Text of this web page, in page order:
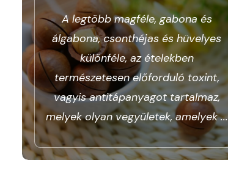
A legtöbb magféle, gabona és
álgabona, csonthéjas és hüvelyes
különféle, az ételekben
természetesen előforduló toxint,
vagyis antitápanyagot tartalmaz,
melyek olyan vegyületek, amelyek...